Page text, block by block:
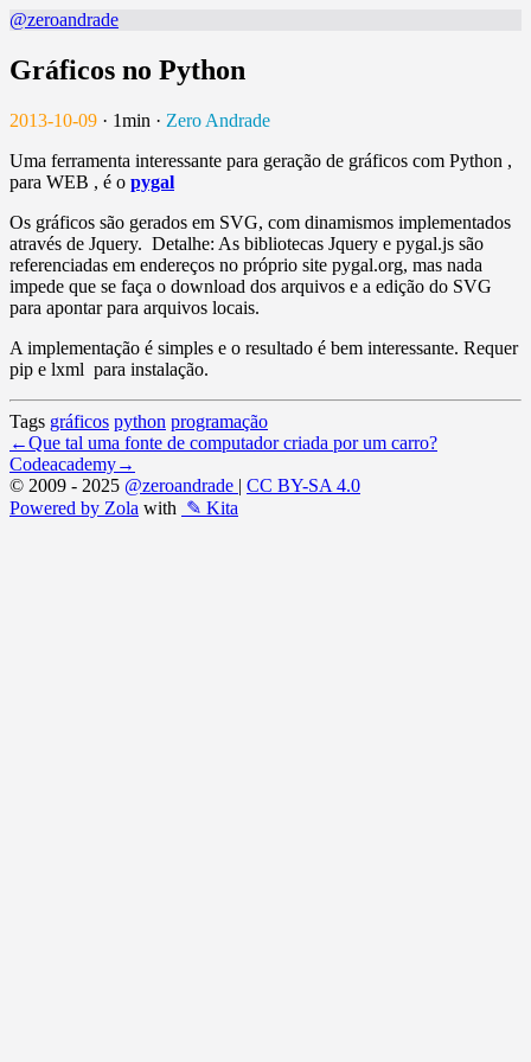
@zeroandrade
Gráficos no Python
2013-10-09 · 1min · Zero Andrade
Uma ferramenta interessante para geração de gráficos com Python ,
para WEB , é o pygal
Os gráficos são gerados em SVG, com dinamismos implementados
através de Jquery. Detalhe: As bibliotecas Jquery e pygal.js são
referenciadas em endereços no próprio site pygal.org, mas nada
impede que se faça o download dos arquivos e a edição do SVG
para apontar para arquivos locais.
A implementação é simples e o resultado é bem interessante. Requer
pip e lxml para instalação.
Tags gráficos python programação
←Que tal uma fonte de computador criada por um carro?
Codeacademy→
© 2009 - 2025 @zeroandrade | CC BY-SA 4.0
Powered by Zola with ✎ Kita